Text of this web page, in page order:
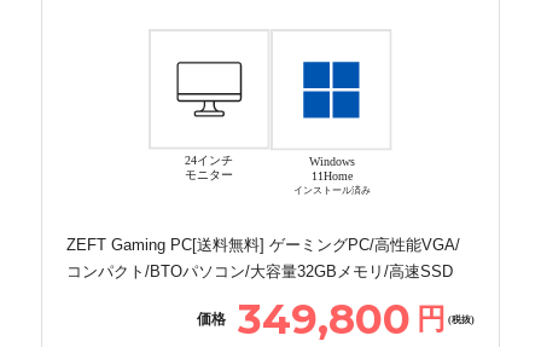
24インチ
モニター
Windows
11Home
インストール済み
ZEFT Gaming PC[送料無料] ゲーミングPC/高性能VGA/
コンパクト/BTOパソコン/大容量32GBメモリ/高速SSD
価格 349,800 円 (税抜)